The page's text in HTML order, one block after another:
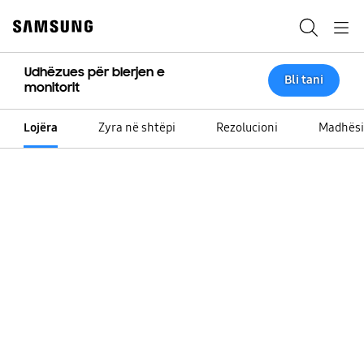
content
Udhëzues për blerjen e
monitorit
Bli tani
Lojëra Zyra në shtëpi Rezolucioni